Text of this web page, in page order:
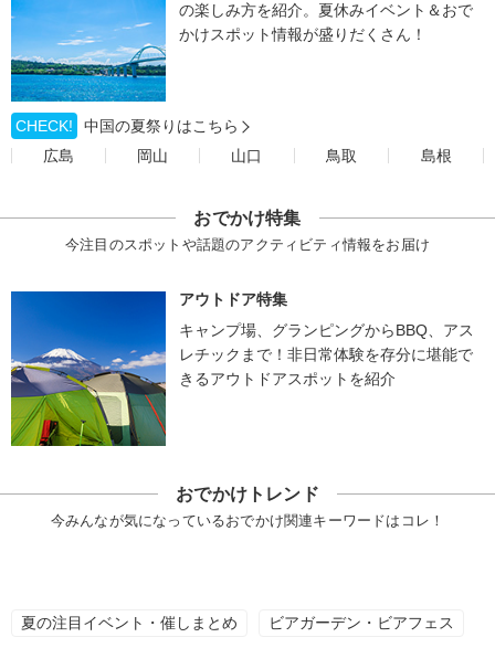
の楽しみ方を紹介。夏休みイベント＆おで
かけスポット情報が盛りだくさん！
CHECK!
中国の夏祭りはこちら
広島
岡山 山口 鳥取 島根
おでかけ特集
今注目のスポットや話題のアクティビティ情報をお届け
アウトドア特集
キャンプ場、グランピングからBBQ、アス
レチックまで！非日常体験を存分に堪能で
きるアウトドアスポットを紹介
おでかけトレンド
今みんなが気になっているおでかけ関連キーワードはコレ！
夏の注目イベント・催しまとめ ビアガーデン・ビアフェス